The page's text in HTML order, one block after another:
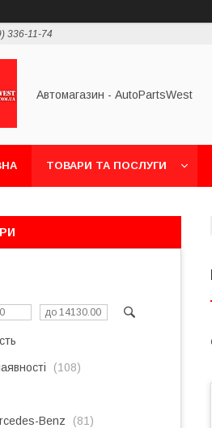
336-11-74
Автомагазин - AutoPartsWest
ТОВАРИ ТА ПОСЛУГИ
108
Benz 81